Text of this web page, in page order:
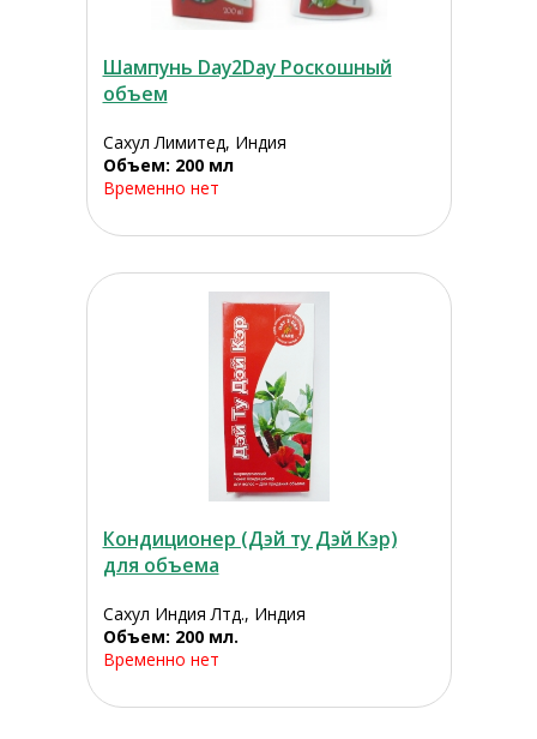
Шампунь Day2Day Роскошный
объем
Сахул Лимитед, Индия
Объем: 200 мл
Временно нет
Кондиционер (Дэй ту Дэй Кэр)
для объема
Сахул Индия Лтд., Индия
Объем: 200 мл.
Временно нет